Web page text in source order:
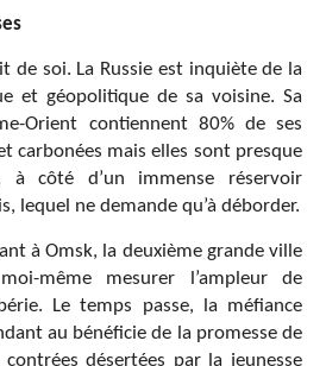
de soi. La Russie est inquiète de la
et géopolitique de sa voisine. Sa
Orient contiennent 80% de ses
carbonées mais elles sont presque
à côté d’un immense réservoir
lequel ne demande qu’à déborder.
à Omsk, la deuxième grande ville
même mesurer l’ampleur de
Le temps passe, la méfiance
au bénéficie de la promesse de
désertées par la jeunesse